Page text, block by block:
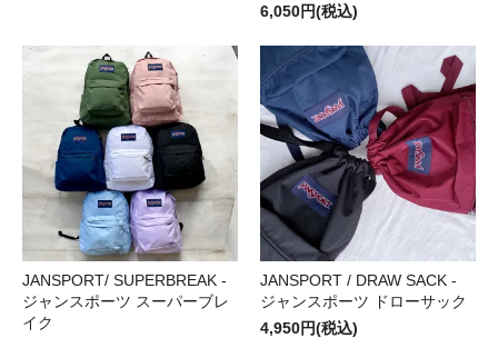
6,050円(税込)
JANSPORT/ SUPERBREAK -
ジャンスポーツ スーパーブレ
イク
JANSPORT / DRAW SACK -
ジャンスポーツ ドローサック
4,950円(税込)